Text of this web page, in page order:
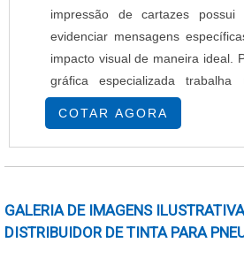
impressão de cartazes
evidenciar mensagens
impacto visual de maneira ideal.
gráfica especializada trabalha
impressão do cartaz. De
aplicação do cartaz, são
materiais, cores, gramatura,
adequado. IMPRESSÕES DE
e a impressão pode ser real....
COTAR AGORA
GALERIA DE IMAGENS
DISTRIBUIDOR DE TINTA PARA